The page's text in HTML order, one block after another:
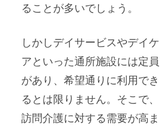
ることが多いでしょう。
しかしデイサービスやデイケ
アといった通所施設には定員
があり、希望通りに利用でき
るとは限りません。そこで、
訪問介護に対する需要が高ま